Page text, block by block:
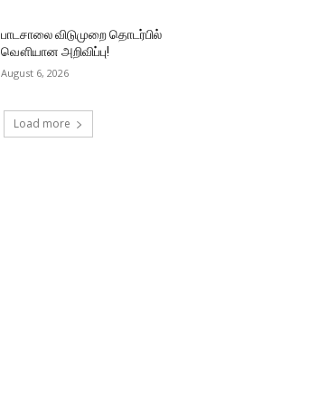
பாடசாலை விடுமுறை தொடர்பில்
வௌியான அறிவிப்பு!
August 6, 2026
Load more